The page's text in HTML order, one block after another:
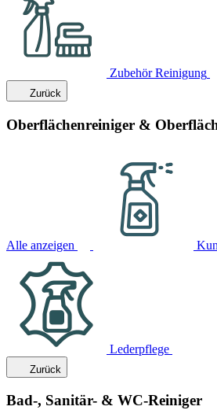
Zubehör Reinigung
Zurück
Oberflächenreiniger &
Alle anzeigen
Lederpflege
Zurück
Bad-, Sanitär- & WC-Reiniger